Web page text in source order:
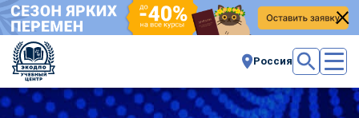
Россия